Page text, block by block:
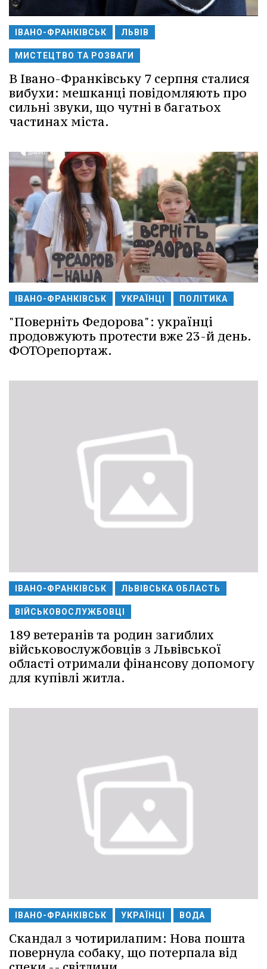
ІВАНО-ФРАНКІВСЬК ЛЬВІВ
МИСТЕЦТВО ТА РОЗВАГИ
В Івано-Франківську 7 серпня сталися
вибухи: мешканці повідомляють про
сильні звуки, що чутні в багатьох
частинах міста.
ІВАНО-ФРАНКІВСЬК УКРАЇНЦІ ПОЛІТИКА
"Поверніть Федорова": українці
продовжують протести вже 23-й день.
ФОТОрепортаж.
ІВАНО-ФРАНКІВСЬК ЛЬВІВСЬКА ОБЛАСТЬ
ВІЙСЬКОВОСЛУЖБОВЦІ
189 ветеранів та родин загиблих
військовослужбовців з Львівської
області отримали фінансову допомогу
для купівлі житла.
ІВАНО-ФРАНКІВСЬК УКРАЇНЦІ ВОДА
Скандал з чотирилапим: Нова пошта
повернула собаку, що потерпала від